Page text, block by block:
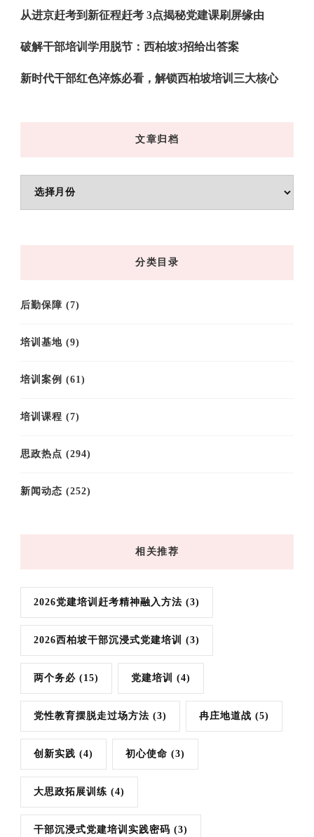
从进京赶考到新征程赶考 3点揭秘党建课刷屏缘由
破解干部培训学用脱节：西柏坡3招给出答案
新时代干部红色淬炼必看，解锁西柏坡培训三大核心
文章归档
分类目录
后勤保障 (7)
培训基地 (9)
培训案例 (61)
培训课程 (7)
思政热点 (294)
新闻动态 (252)
相关推荐
2026党建培训赶考精神融入方法 (3)
2026西柏坡干部沉浸式党建培训 (3)
两个务必 (15) 党建培训 (4)
党性教育摆脱走过场方法 (3) 冉庄地道战 (5)
创新实践 (4) 初心使命 (3)
大思政拓展训练 (4)
干部沉浸式党建培训实践密码 (3)